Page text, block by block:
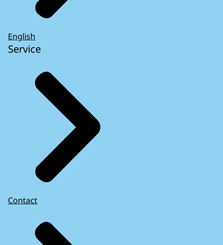
English
Service
Contact